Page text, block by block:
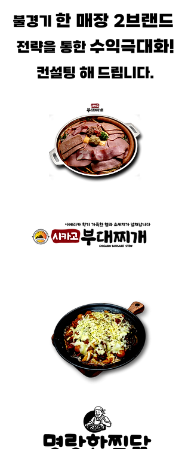
불경기 한 매장 2브랜드
전략을 통한 수익극대화!
​컨설팅 해 드립니다.